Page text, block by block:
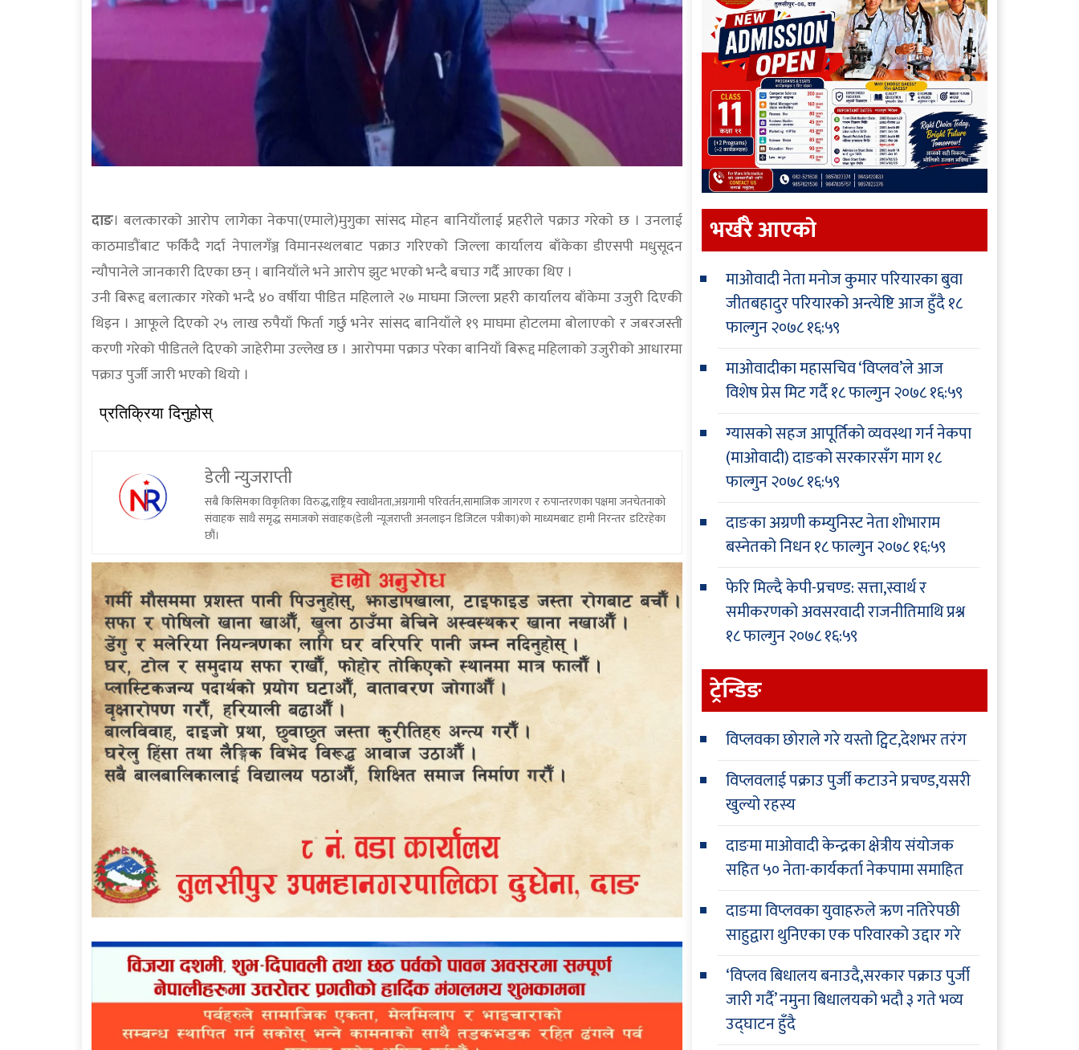
दाङ। बलत्कारको आरोप लागेका नेकपा(एमाले)मुगुका सांसद मोहन बानियाँलाई प्रहरीले पक्राउ गरेकाे छ । उनलाई
काठमाडौंबाट फर्किंदै गर्दा नेपालगँञ्ज विमानस्थलबाट पक्राउ गरिएको जिल्ला कार्यालय बाँकेका डीएसपी मधुसूदन
न्यौपानेले जानकारी दिएका छन् । बानियाँले भने आरोप झुट भएको भन्दै बचाउ गर्दै आएका थिए ।
उनी बिरूद्द बलात्कार गरेको भन्दै ४० वर्षीया पीडित महिलाले २७ माघमा जिल्ला प्रहरी कार्यालय बाँकेमा उजुरी दिएकी
थिइन । आफूले दिएको २५ लाख रुपैयाँ फिर्ता गर्छु भनेर सांसद बानियाँले १९ माघमा होटलमा बोलाएको र जबरजस्ती
करणी गरेको पीडितले दिएको जाहेरीमा उल्लेख छ । आरोपमा पक्राउ परेका बानियाँ बिरूद्द महिलाकाे उजुरीको आधारमा
पक्राउ पुर्जी जारी भएको थियो ।
प्रतिक्रिया दिनुहोस्
डेली न्युजराप्ती
सबै किसिमका विकृतिका विरुद्ध,राष्ट्रिय स्वाधीनता,अग्रगामी परिवर्तन,सामाजिक जागरण र रुपान्तरणका पक्षमा जनचेतनाको
संवाहक साथै समृद्ध समाजको संवाहक(डेली न्यूजराप्ती अनलाइन डिजिटल पत्रीका)को माध्यमबाट हामी निरन्तर डटिरहेका
छौं।
भर्खरै आएकाे
माओवादी नेता मनोज कुमार परियारका बुवा
जीतबहादुर परियारको अन्त्येष्टि आज हुँदै१८
फाल्गुन २०७८ १६:५९
माओवादीका महासचिव ‘विप्लव’ले आज
विशेष प्रेस मिट गर्दै१८ फाल्गुन २०७८ १६:५९
ग्यासको सहज आपूर्तिको व्यवस्था गर्न नेकपा
(माओवादी) दाङको सरकारसँग माग१८
फाल्गुन २०७८ १६:५९
दाङका अग्रणी कम्युनिस्ट नेता शोभाराम
बस्नेतको निधन१८ फाल्गुन २०७८ १६:५९
फेरि मिल्दै केपी-प्रचण्ड: सत्ता,स्वार्थ र
समीकरणको अवसरवादी राजनीतिमाथि प्रश्न
१८ फाल्गुन २०७८ १६:५९
ट्रेन्डिङ
विप्लवका छोराले गरे यस्तो ट्विट,देशभर तरंग
विप्लवलाई पक्राउ पुर्जी कटाउने प्रचण्ड,यसरी
खुल्यो रहस्य
दाङमा माओवादी केन्द्रका क्षेत्रीय संयोजक
सहित ५० नेता-कार्यकर्ता नेकपामा समाहित
दाङमा विप्लवका युवाहरुले ऋण नतिरेपछी
साहुद्वारा थुनिएका एक परिवारको उद्दार गरे
‘विप्लव बिधालय बनाउदै,सरकार पक्राउ पुर्जी
जारी गर्दै’ नमुना बिधालयको भदौ ३ गते भव्य
उद्घाटन हुँदै